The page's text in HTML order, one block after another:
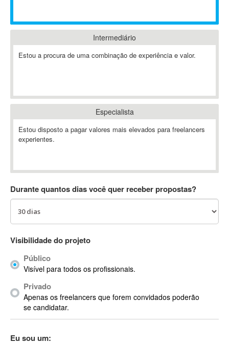
ABAP
ABBYY FineReader
Ableton Live
Abstract
Abstract Window Toolkit (AWT)
AC Drives
ACARS
AccountMate
Acrobat
Acrobat X
Acronis
ACT
ActionScript
Intermediário
Estou a procura de uma combinação de experiência e valor.
Especialista
Estou disposto a pagar valores mais elevados para freelancers
experientes.
Durante quantos dias você quer receber propostas?
Visibilidade do projeto
Público
Visível para todos os profissionais.
Privado
Apenas os freelancers que forem convidados poderão
se candidatar.
Eu sou um: